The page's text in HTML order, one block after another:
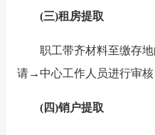
(三)租房提取
职工带齐材料至缴存地
请→中心工作人员进行审
(四)销户提取